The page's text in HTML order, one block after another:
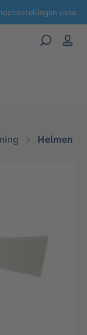
Geen administratie- en verzendkosten voor webshopbestellingen vanaf € 100,-.
Helmen